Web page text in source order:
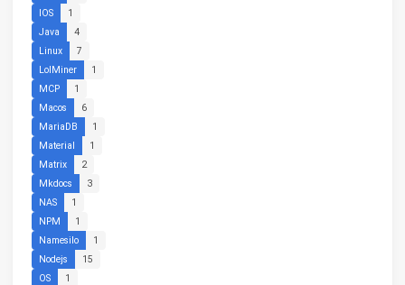
IOS
1
Java
4
Linux
7
LolMiner
1
MCP
1
Macos
6
MariaDB
1
Material
1
Matrix
2
Mkdocs
3
NAS
1
NPM
1
Namesilo
1
Nodejs
15
OS
1